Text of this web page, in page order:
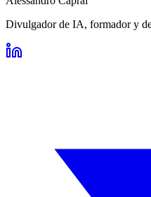
Divulgador de IA, formador y